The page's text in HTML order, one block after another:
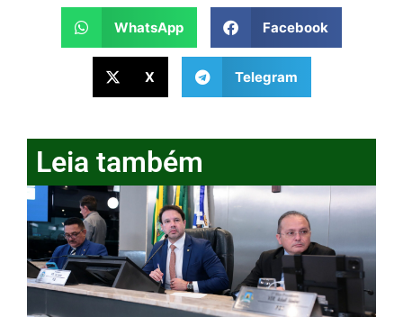
WhatsApp Facebook
X Telegram
Leia também